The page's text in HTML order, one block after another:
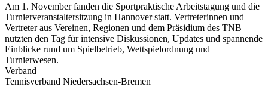
Am 1. November fanden die Sportpraktische Arbeitstagung und die
Turnierveranstaltersitzung in Hannover statt. Vertreterinnen und
Vertreter aus Vereinen, Regionen und dem Präsidium des TNB
nutzten den Tag für intensive Diskussionen, Updates und spannende
Einblicke rund um Spielbetrieb, Wettspielordnung und
Turnierwesen.
Verband
Tennisverband Niedersachsen-Bremen